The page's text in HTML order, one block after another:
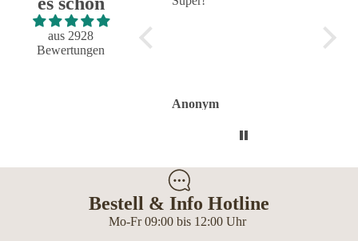
aus 2928
Bewertungen
Anonym
Bestell & Info Hotline
Mo-Fr 09:00 bis 12:00 Uhr